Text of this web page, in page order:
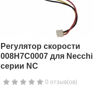
Регулятор скорости
008H7C0007 для Necchi
серии NC
0 отзыв(ов)